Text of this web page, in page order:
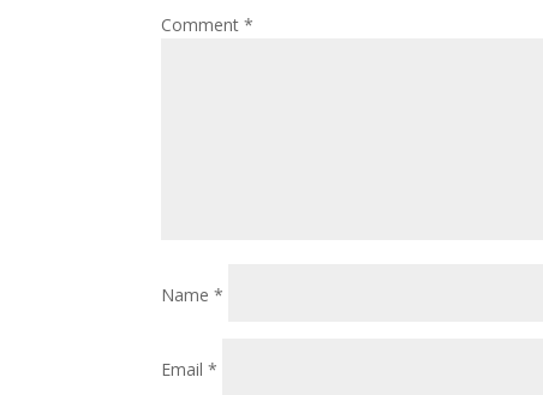
Comment*
Name*
Email*